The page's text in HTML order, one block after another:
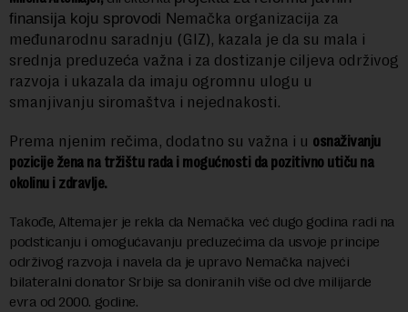
finansija koju sprovodi Nemačka organizacija za
međunarodnu saradnju (GIZ), kazala je da su mala i
srednja preduzeća važna i za dostizanje ciljeva održivog
razvoja i ukazala da imaju ogromnu ulogu u
smanjivanju siromaštva i nejednakosti.
Prema njenim rečima, dodatno su važna i u osnaživanju
pozicije žena na tržištu rada i mogućnosti da pozitivno utiču na
okolinu i zdravlje.
Takođe, Altemajer je rekla da Nemačka već dugo godina radi na
podsticanju i omogućavanju preduzećima da usvoje principe
održivog razvoja i navela da je upravo Nemačka najveći
bilateralni donator Srbije sa doniranih više od dve milijarde
evra od 2000. godine.